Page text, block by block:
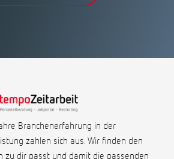
Branchenerfahrung in der
zahlen sich aus. Wir finden den
zu dir passt und damit die passenden